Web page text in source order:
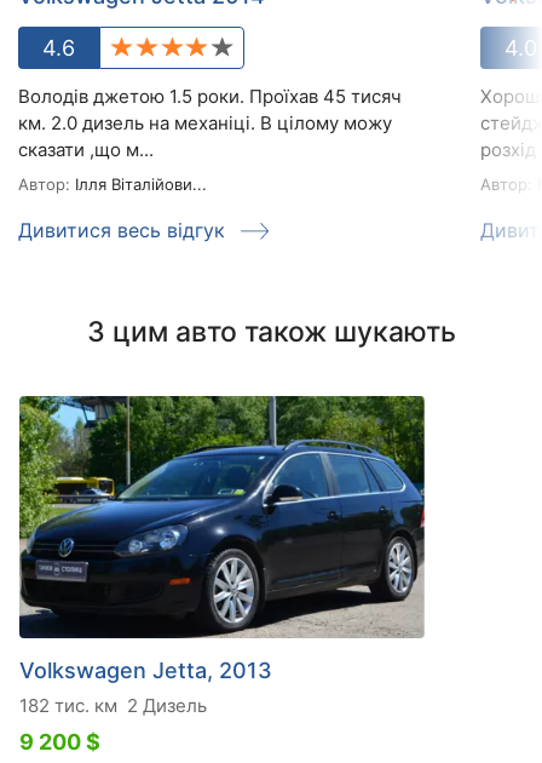
4.6
Володів джетою 1.5 роки. Проїхав 45 тисяч
км. 2.0 дизель на механіці. В цілому можу
сказати ,що м...
Автор: Ілля Віталійови...
Дивитися весь відгук
4.0
Автор:
З цим авто також шукають
Volkswagen Jetta, 2013
182 тис. км 2 Дизель
9 200 $